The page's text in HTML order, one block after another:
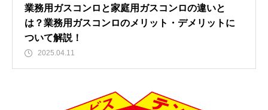
業務用ガスコンロと家庭用ガスコンロの違いと
は？業務用ガスコンロのメリット・デメリットに
ついて解説！
2025.04.11